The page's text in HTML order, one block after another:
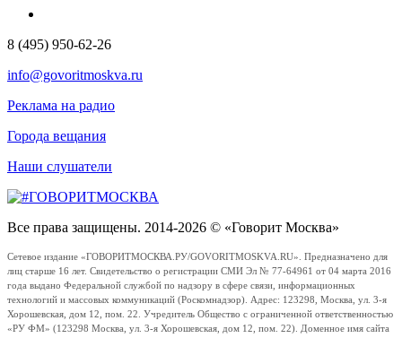
8 (495) 950-62-26
info@govoritmoskva.ru
Реклама на радио
Города вещания
Наши слушатели
Все права защищены. 2014-2026 © «Говорит Москва»
Сетевое издание «ГОВОРИТМОСКВА.РУ/GOVORITMOSKVA.RU». Предназначено для
лиц старше 16 лет. Свидетельство о регистрации СМИ Эл № 77-64961 от 04 марта 2016
года выдано Федеральной службой по надзору в сфере связи, информационных
технологий и массовых коммуникаций (Роскомнадзор). Адрес: 123298, Москва, ул. 3-я
Хорошевская, дом 12, пом. 22. Учредитель Общество с ограниченной ответственностью
«РУ ФМ» (123298 Москва, ул. 3-я Хорошевская, дом 12, пом. 22). Доменное имя сайта